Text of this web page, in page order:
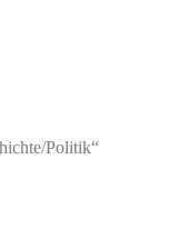
Politik“